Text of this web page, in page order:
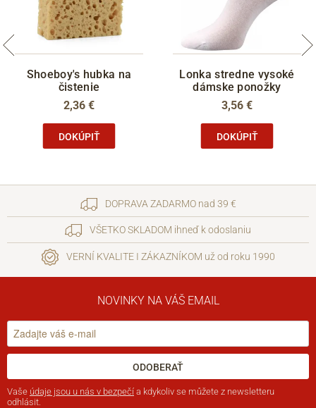
Shoeboy's hubka na
čistenie
2,36 €
DOKÚPIŤ
Lonka stredne vysoké
dámske ponožky
3,56 €
DOKÚPIŤ
DOPRAVA ZADARMO nad 39 €
VŠETKO SKLADOM ihneď k odoslaniu
VERNÍ KVALITE I ZÁKAZNÍKOM už od roku 1990
NOVINKY NA VÁŠ EMAIL
ODOBERAŤ
Vaše údaje jsou u nás v bezpečí a kdykoliv se můžete z newsletteru
odhlásit.